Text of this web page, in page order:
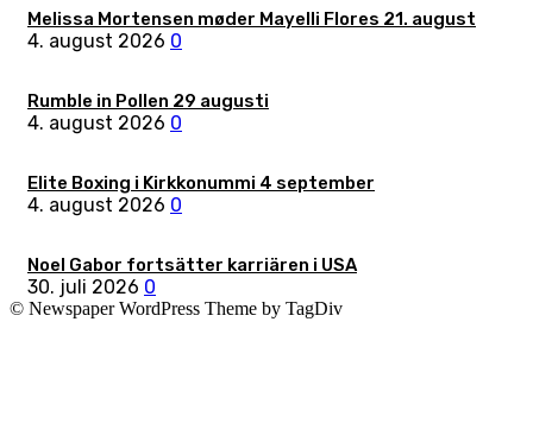
Melissa Mortensen møder Mayelli Flores 21. august
4. august 2026 0
Rumble in Pollen 29 augusti
4. august 2026 0
Elite Boxing i Kirkkonummi 4 september
4. august 2026 0
Noel Gabor fortsätter karriären i USA
30. juli 2026 0
© Newspaper WordPress Theme by TagDiv